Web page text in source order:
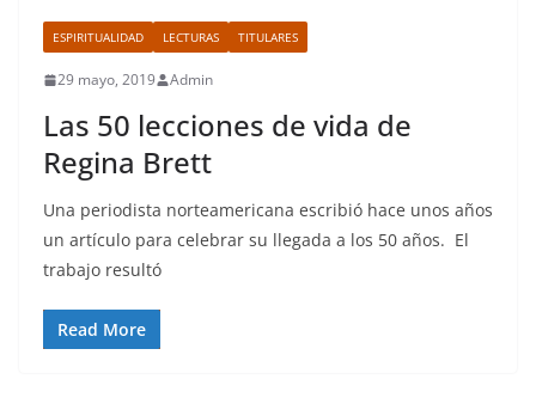
ESPIRITUALIDAD LECTURAS TITULARES
29 mayo, 2019 Admin
Las 50 lecciones de vida de
Regina Brett
Una periodista norteamericana escribió hace unos años
un artículo para celebrar su llegada a los 50 años. El
trabajo resultó
Read More